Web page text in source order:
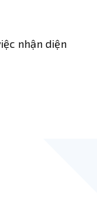
nhận diện